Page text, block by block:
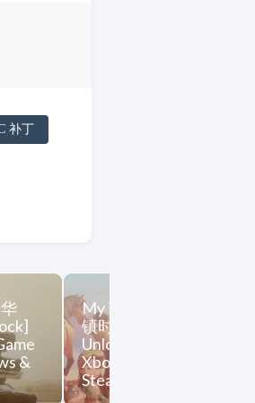
补丁
&
My Time at Sandrock 沙石
镇时光 [DLC 解锁] [DLC
Unlock] [Steam & Epic &
Xbox] [Windows &
SteamOS]